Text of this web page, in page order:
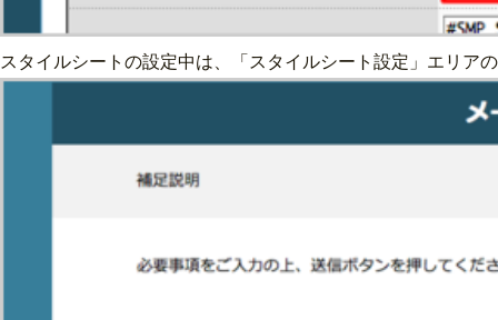
スタイルシートの設定中は、「スタイルシート設定」エリア